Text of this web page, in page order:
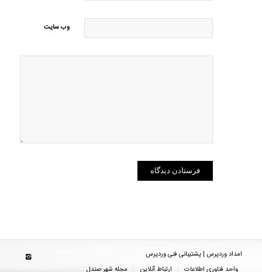
وب‌ سایت
امداد وردپرس | پشتیبانی فنی وردپرس
واحد فناوری اطلاعات
ارتباط آنلاین مجله شهر صندل